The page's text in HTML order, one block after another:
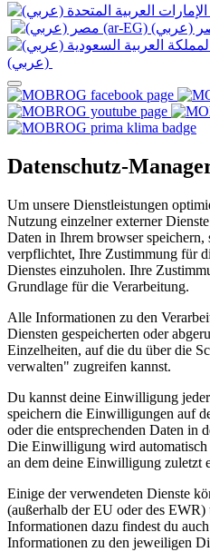
Datenschutz-
Um unsere Dienstleistungen
Nutzung einzelner externer
Daten in Ihrem browser
verpflichtet, Ihre Zustimmung für
Dienstes einzuholen. Ihre
Grundlage für die Verarbeitung.
Alle Informationen zu den
Diensten gespeicherten oder
Einzelheiten, auf die du über die
verwalten" zugreifen kannst.
Du kannst deine Einwilligung
speichern die Einwilligungen auf
oder die entsprechenden Daten in
Die Einwilligung wird
an dem deine Einwilligung zuletzt
Einige der verwendeten Dienste
(außerhalb der EU oder des
Informationen dazu findest du
Informationen zu den jeweiligen